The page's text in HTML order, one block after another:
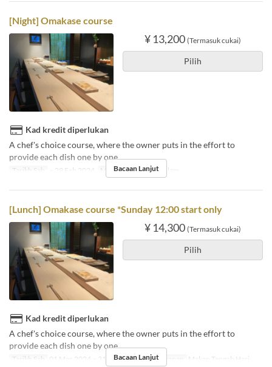
[Night] Omakase course
¥ 13,200 (Termasuk cukai)
Pilih
Kad kredit diperlukan
A chef's choice course, where the owner puts in the effort to
provide each dish one by one.
Tarikh Sah ~ 29 Feb 2024 Makanan Makan Malam
Bacaan Lanjut
[Lunch] Omakase course *Sunday 12:00 start only
¥ 14,300 (Termasuk cukai)
Pilih
Kad kredit diperlukan
A chef's choice course, where the owner puts in the effort to
provide each dish one by one.
Tarikh Sah 01 Mac 2024 ~ 31 Okt Hari A Makanan Makan Tengah Hari
Bacaan Lanjut